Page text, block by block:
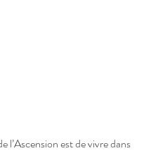
l’Ascension est de vivre dans